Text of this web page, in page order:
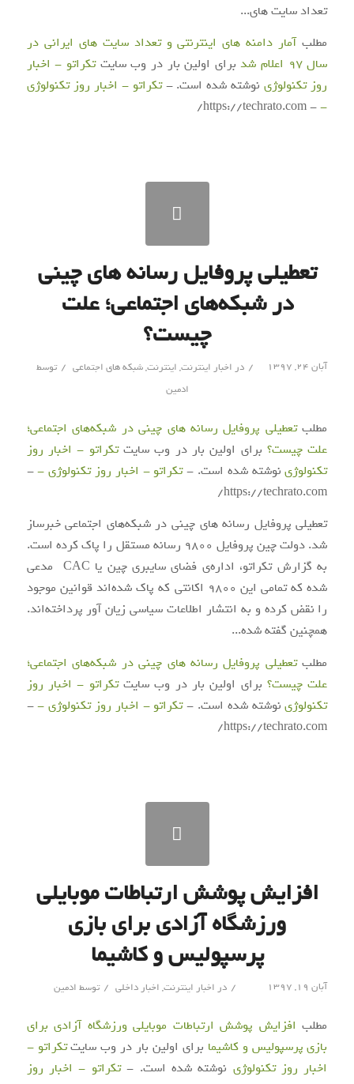
تعداد سایت های...
مطلبآمار دامنه های اینترنتی و تعداد سایت های ایرانی در
سال ۹۷ اعلام شد
برای اولین بار در وب سایتتکراتو - اخبار
روز تکنولوژینوشته شده است. -تکراتو - اخبار روز تکنولوژی
-
- https://techrato.com/
تعطیلی پروفایل رسانه های چینی
در شبکه‌های اجتماعی؛ علت
چیست؟
آبان ۲۴, ۱۳۹۷ / در اخبار اینترنت, اینترنت,شبکه های اجتماعی / توسط
ادمین
مطلبتعطیلی پروفایل رسانه های چینی در شبکه‌های اجتماعی؛
علت چیست؟برای اولین بار در وب سایتتکراتو - اخبار روز
تکنولوژینوشته شده است. -تکراتو - اخبار روز تکنولوژی --
https://techrato.com/
تعطیلی پروفایل رسانه های چینی در شبکه‌های اجتماعی خبرساز
شد. دولت چین پروفایل ۹۸۰۰ رسانه مستقل را پاک کرده است.
به گزارش تکراتو، اداره‌ی فضای سایبری چین یا CAC مدعی
شده که تمامی این ۹۸۰۰ اکانتی که پاک شده‌اند قوانین موجود
را نقض کرده و به انتشار اطلاعات سیاسی زیان آور پرداخته‌اند.
همچنین گفته شده...
مطلبتعطیلی پروفایل رسانه های چینی در شبکه‌های اجتماعی؛
علت چیست؟برای اولین بار در وب سایتتکراتو - اخبار روز
تکنولوژینوشته شده است. -تکراتو - اخبار روز تکنولوژی --
https://techrato.com/
افزایش پوشش ارتباطات موبایلی
ورزشگاه آزادی برای بازی
پرسپولیس و کاشیما
آبان ۱۹, ۱۳۹۷ / در اخبار اینترنت, اخبار داخلی / توسط ادمین
مطلب افزایش پوشش ارتباطات موبایلی ورزشگاه آزادی برای
بازی پرسپولیس و کاشیما برای اولین بار در وب سایتتکراتو -
اخبار روز تکنولوژی نوشته شده است. -تکراتو - اخبار روز